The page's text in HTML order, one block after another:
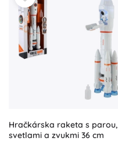
Hračkárska raketa s parou,
svetlami a zvukmi 36 cm